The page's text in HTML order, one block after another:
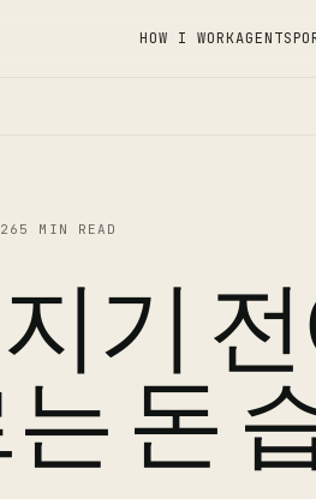
HOW I WORKAGENTS
5 MIN READ
기 전
돈